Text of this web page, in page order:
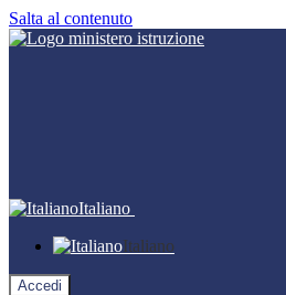
Salta al contenuto
Italiano
Italiano
Accedi